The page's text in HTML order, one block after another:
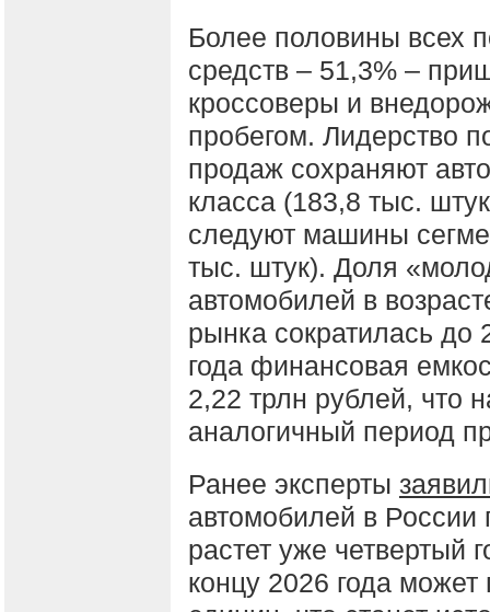
Более половины всех
средств – 51,3% –
кроссоверы и
пробегом. Лидерство
продаж сохраняют
класса (183,8 тыс.
следуют машины
тыс. штук). Доля
автомобилей в
рынка сократилась до
года финансовая
2,22 трлн рублей, что
аналогичный период
Ранее эксперты
автомобилей в
растет уже четвертый
концу 2026 года